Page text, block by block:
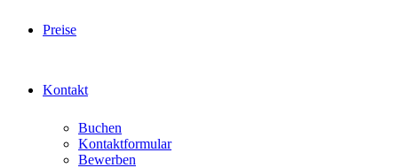
Preise
Kontakt
Buchen
Kontaktformular
Bewerben